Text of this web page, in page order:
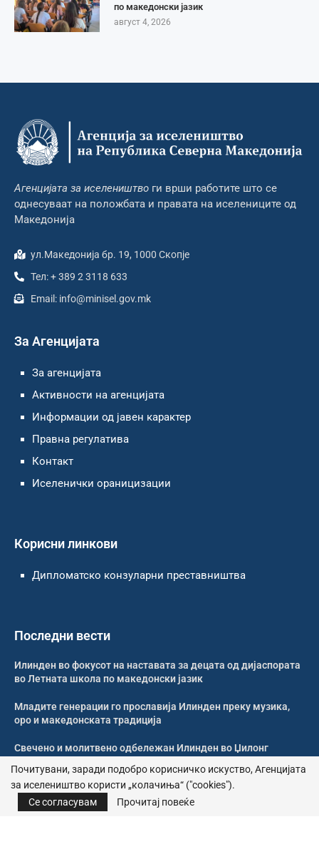
по македонски јазик
август 4, 2026
Агенцијата за иселеништво ги врши работите што се
однесуваат на положбата и правата на иселениците од
Македонија
ул.Македонија бр. 19, 1000 Скопје
Тел: + 389 2 3118 633
Email: info@minisel.gov.mk
За Агенцијата
За агенцијата
Активности на агенцијата
Информации од јавен карактер
Правна регулатива
Контакт
Иселенички ораницизации
Корисни линкови
Дипломатско конзуларни преставништва
Последни вести
Илинден во фокусот на наставата за децата од дијаспората
во Летната школа по македонски јазик
Младите генерации го прославија Илинден преку музика,
оро и македонската традиција
Свечено и молитвено одбележан Илинден во Џилонг
Свечено одбележан Илинден во црквата „Св. Петка“ во
Рокдејл
Почитувани, заради подобро корисничко искуство, Агенцијата
за иселеништво користи „колачиња“ ("cookies").
Се согласувам
Прочитај повеќе